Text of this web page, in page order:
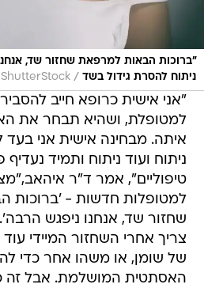
"ברוכות הבאות למרפאת שחזור שד,
ניתוח להסרת גידול בשד /
ShutterStock
"אני אישית כרופא חייב
למטופלת, ושהיא תבחר את
איתה. מבחינה אישית אני בעד
ניתוח ועוד ניתוח ותמיד
טיפוליים", אמר ד"ר
למטופלות חדשות - 'ברוכות
שחזור שד, אנחנו ניפגש
צריך אחרי השחזור המיידי
של שומן, או משהו אחר כדי
האסתטית המושלמת. אבל זה